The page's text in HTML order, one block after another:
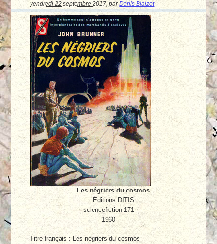
vendredi 22 septembre 2017 ,parDenis Blaizot
Les négriers du cosmos
Éditions DITIS
sciencefiction 171
1960
Titre français : Les négriers du cosmos